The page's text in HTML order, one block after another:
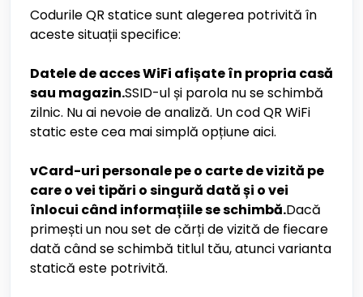
Codurile QR statice sunt alegerea potrivită în
aceste situații specifice:
Datele de acces WiFi afișate în propria casă
sau magazin.SSID-ul și parola nu se schimbă
zilnic. Nu ai nevoie de analiză. Un cod QR WiFi
static este cea mai simplă opțiune aici.
vCard-uri personale pe o carte de vizită pe
care o vei tipări o singură dată și o vei
înlocui când informațiile se schimbă.Dacă
primești un nou set de cărți de vizită de fiecare
dată când se schimbă titlul tău, atunci varianta
statică este potrivită.